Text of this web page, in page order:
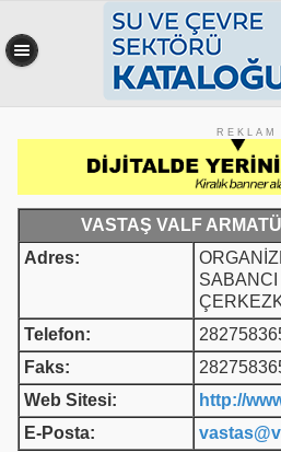
R E K L A M
VASTAŞ VALF
Adres:
Telefon:
Faks:
Web Sitesi:
http://
E-Posta: